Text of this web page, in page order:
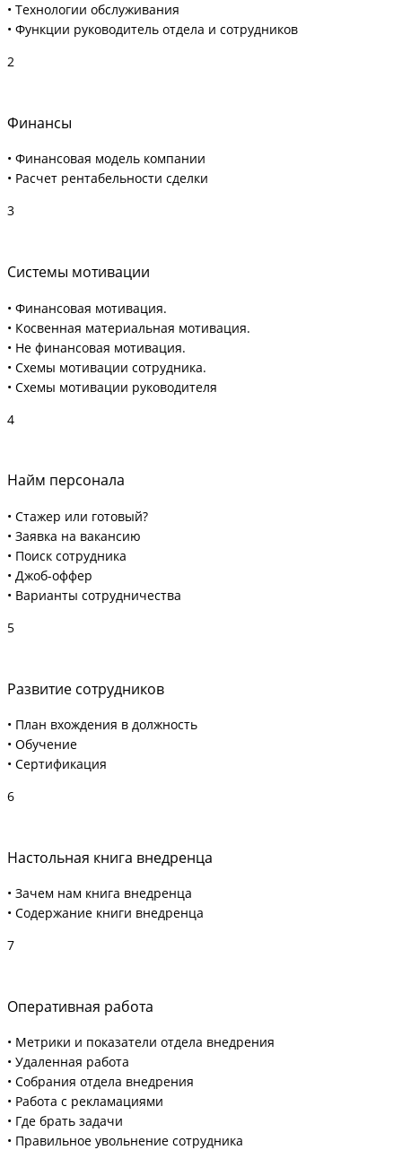
• Технологии обслуживания
• Функции руководитель отдела и сотрудников
2
Финансы
• Финансовая модель компании
• Расчет рентабельности сделки
3
Системы мотивации
• Финансовая мотивация.
• Косвенная материальная мотивация.
• Не финансовая мотивация.
• Схемы мотивации сотрудника.
• Схемы мотивации руководителя
4
Найм персонала
• Стажер или готовый?
• Заявка на вакансию
• Поиск сотрудника
• Джоб-оффер
• Варианты сотрудничества
5
Развитие сотрудников
• План вхождения в должность
• Обучение
• Сертификация
6
Настольная книга внедренца
• Зачем нам книга внедренца
• Содержание книги внедренца
7
Оперативная работа
• Метрики и показатели отдела внедрения
• Удаленная работа
• Собрания отдела внедрения
• Работа с рекламациями
• Где брать задачи
• Правильное увольнение сотрудника